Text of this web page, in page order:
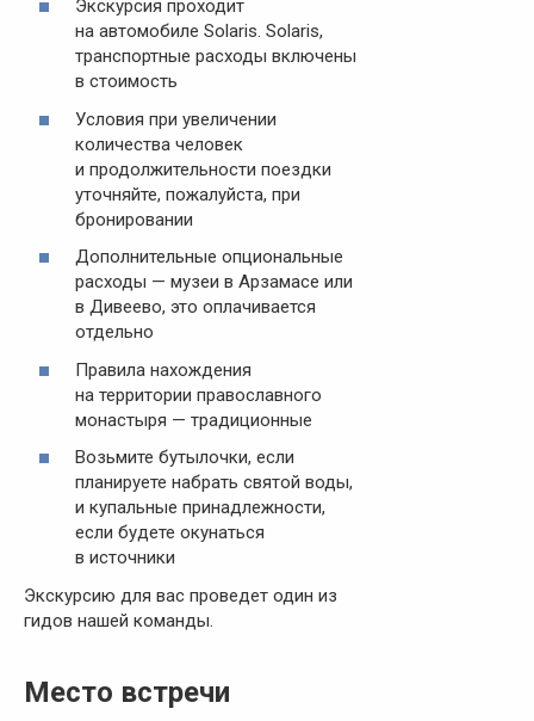
Экскурсия проходит
на автомобиле Solaris. Solaris,
транспортные расходы включены
в стоимость
Условия при увеличении
количества человек
и продолжительности поездки
уточняйте, пожалуйста, при
бронировании
Дополнительные опциональные
расходы — музеи в Арзамасе или
в Дивеево, это оплачивается
отдельно
Правила нахождения
на территории православного
монастыря — традиционные
Возьмите бутылочки, если
планируете набрать святой воды,
и купальные принадлежности,
если будете окунаться
в источники
Экскурсию для вас проведет один из
гидов нашей команды.
Место встречи